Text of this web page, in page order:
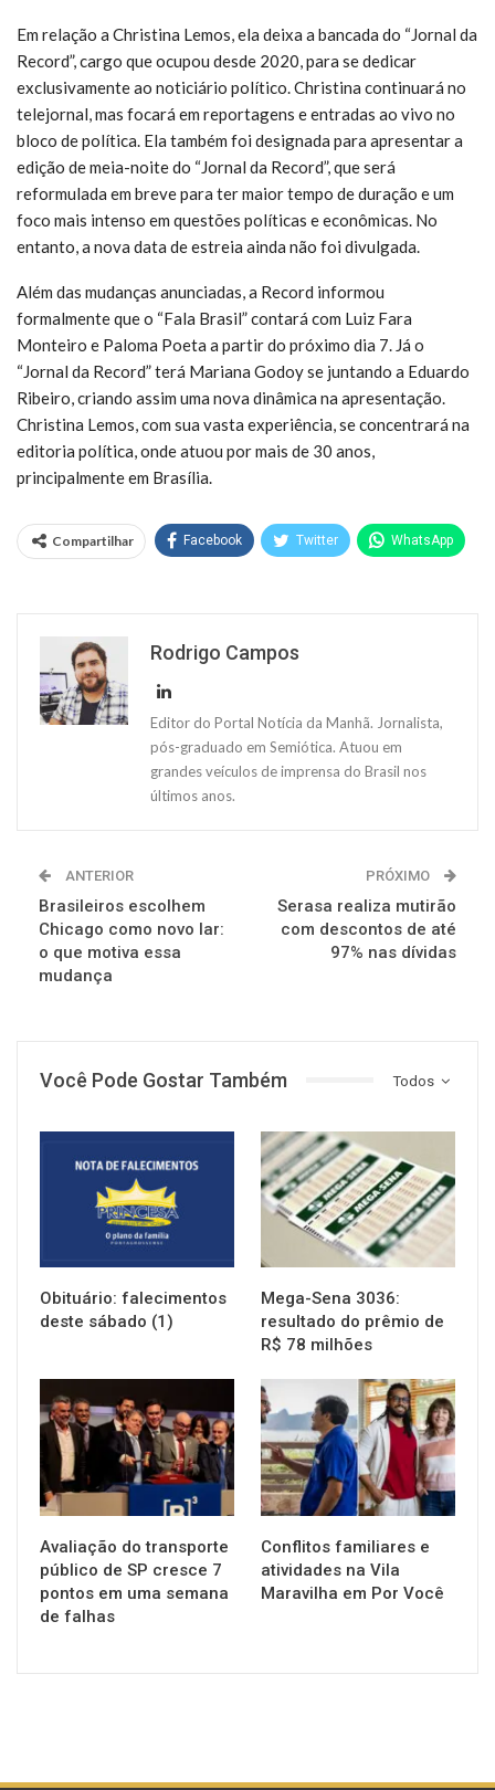
Em relação a Christina Lemos, ela deixa a bancada do “Jornal da
Record”, cargo que ocupou desde 2020, para se dedicar
exclusivamente ao noticiário político. Christina continuará no
telejornal, mas focará em reportagens e entradas ao vivo no
bloco de política. Ela também foi designada para apresentar a
edição de meia-noite do “Jornal da Record”, que será
reformulada em breve para ter maior tempo de duração e um
foco mais intenso em questões políticas e econômicas. No
entanto, a nova data de estreia ainda não foi divulgada.
Além das mudanças anunciadas, a Record informou
formalmente que o “Fala Brasil” contará com Luiz Fara
Monteiro e Paloma Poeta a partir do próximo dia 7. Já o
“Jornal da Record” terá Mariana Godoy se juntando a Eduardo
Ribeiro, criando assim uma nova dinâmica na apresentação.
Christina Lemos, com sua vasta experiência, se concentrará na
editoria política, onde atuou por mais de 30 anos,
principalmente em Brasília.
Compartilhar Facebook Twitter WhatsApp
Rodrigo Campos
Editor do Portal Notícia da Manhã. Jornalista,
pós-graduado em Semiótica. Atuou em
grandes veículos de imprensa do Brasil nos
últimos anos.
ANTERIOR
Brasileiros escolhem
Chicago como novo lar:
o que motiva essa
mudança
PRÓXIMO
Serasa realiza mutirão
com descontos de até
97% nas dívidas
Todos
Você Pode Gostar Também
Obituário: falecimentos
deste sábado (1)
NOTÍCIAS
Mega-Sena 3036:
resultado do prêmio de
R$ 78 milhões
NOTÍCIAS
Avaliação do transporte
público de SP cresce 7
pontos em uma semana
de falhas
NOTÍCIAS
Conflitos familiares e
atividades na Vila
Maravilha em Por Você